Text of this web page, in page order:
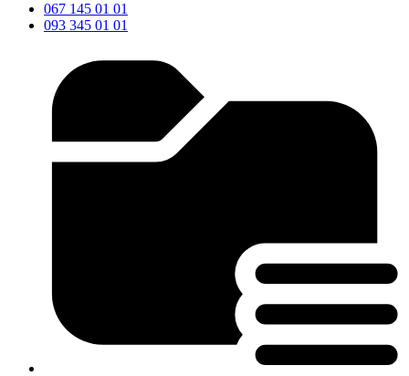
067 145 01 01
093 345 01 01